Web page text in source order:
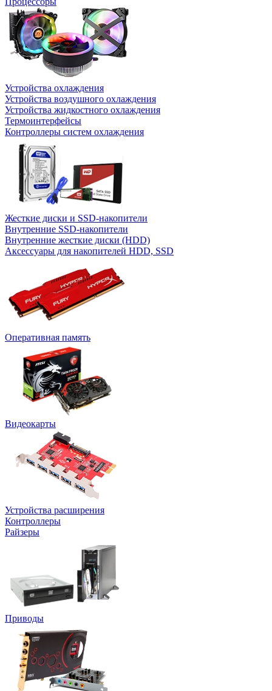
Устройства охлаждения
Устройства воздушного охлаждения
Устройства жидкостного охлаждения
Термоинтерфейсы
Контроллеры систем охлаждения
Жесткие диски и SSD-накопители
Внутренние SSD-накопители
Внутренние жесткие диски (HDD)
Аксессуары для накопителей HDD, SSD
Оперативная память
Видеокарты
Устройства расширения
Контроллеры
Райзеры
Приводы